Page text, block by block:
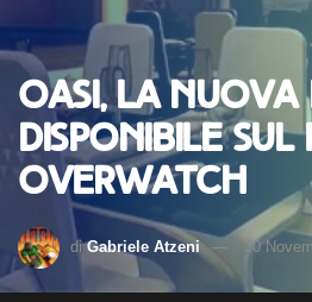
Oasi, la nuova
disponibile sul
Overwatch
di Gabriele Atzeni 30